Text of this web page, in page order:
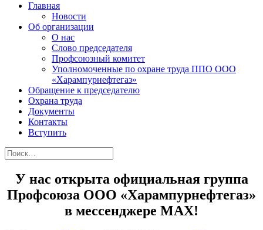
Главная
Новости
Об организации
О нас
Слово председателя
Профсоюзный комитет
Уполномоченные по охране труда ППО ООО
«Харампурнефтегаз»
Обращение к председателю
Охрана труда
Документы
Контакты
Вступить
У нас открыта официальная группа
Профсоюза ООО «Харампурнефтегаз»
в мессенджере MAX!